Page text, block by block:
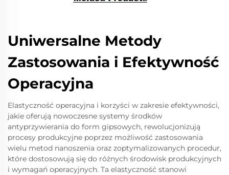
Uniwersalne Metody
Zastosowania i Efektywność
Operacyjna
Elastyczność operacyjna i korzyści w zakresie efektywności,
jakie oferują nowoczesne systemy środków
antyprzywierania do form gipsowych, rewolucjonizują
procesy produkcyjne poprzez możliwość zastosowania
wielu metod nanoszenia oraz zoptymalizowanych procedur,
które dostosowują się do różnych środowisk produkcyjnych
i wymagań operacyjnych. Ta elastyczność stanowi